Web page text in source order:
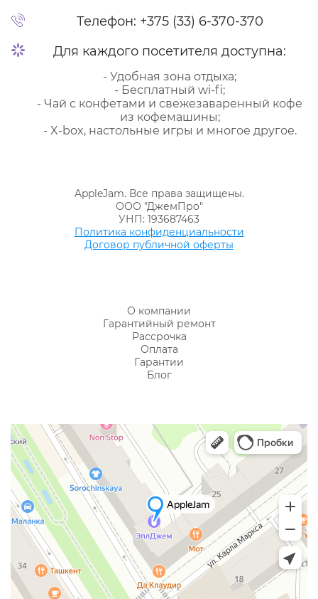
Телефон: +375 (33) 6-370-370
Для каждого посетителя доступна:
- Удобная зона отдыха;
- Бесплатный wi-fi;
- Чай с конфетами и свежезаваренный кофе
из кофемашины;
- X-box, настольные игры и многое другое.
AppleJam. Все права защищены.
ООО "ДжемПро"
УНП: 193687463
Политика конфиденциальности
Договор публичной оферты
О компании
Гарантийный ремонт
Рассрочка
Оплата
Гарантии
Блог